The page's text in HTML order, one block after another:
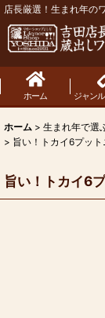
店長厳選！生まれ年の
ホーム ジャン
ホーム > 生まれ年で選
> 旨い！トカイ6プッ
旨い！トカイ6